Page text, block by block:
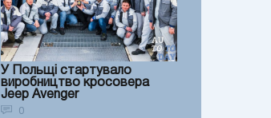
У Польщі стартувало
виробництво кросовера
Jeep Avenger
0